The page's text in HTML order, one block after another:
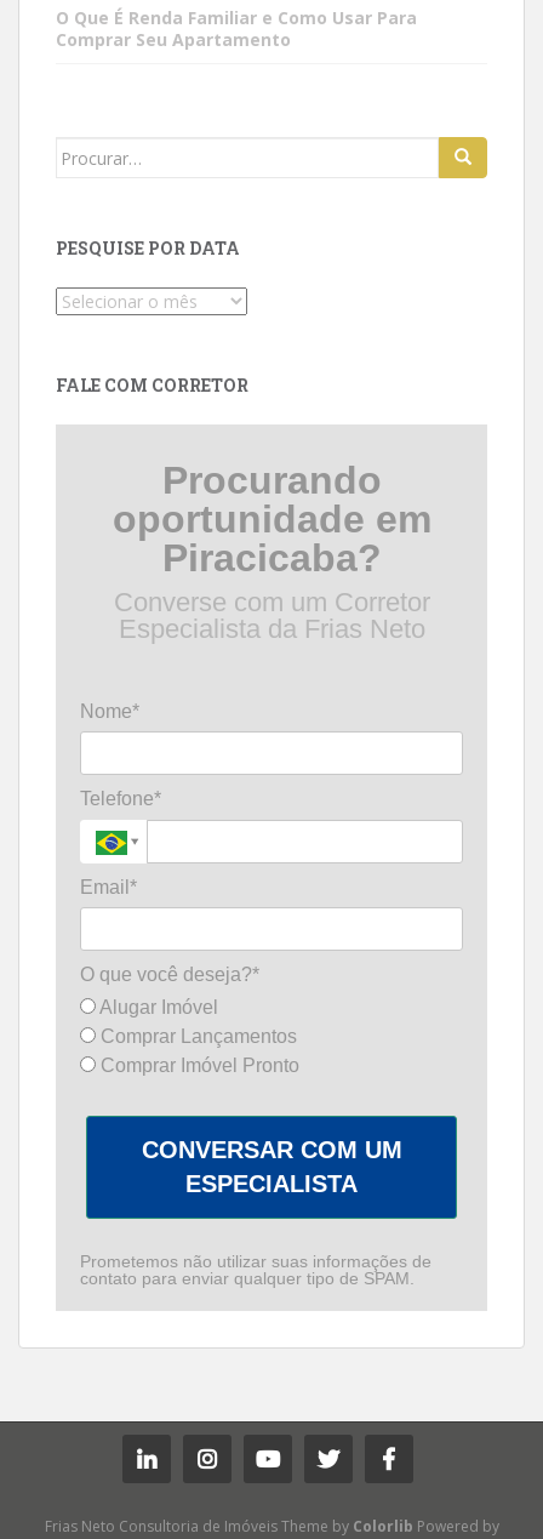
O Que É Renda Familiar e Como Usar Para
Comprar Seu Apartamento
Search
PESQUISE POR DATA
Pesquise
FALE COM CORRETOR
Procurando
oportunidade em
Piracicaba?
Converse com um Corretor
Especialista da Frias Neto
Nome*
Telefone*
Email*
O que você deseja?*
Alugar Imóvel
Comprar Lançamentos
Comprar Imóvel Pronto
CONVERSAR COM UM
ESPECIALISTA
Prometemos não utilizar suas informações de
contato para enviar qualquer tipo de SPAM.
Frias Neto Consultoria de Imóveis Theme by Colorlib Powered by